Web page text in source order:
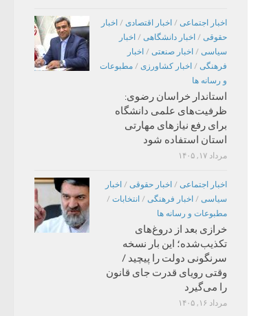
اخبار اجتماعی / اخبار اقتصادی / اخبار
حقوقی / اخبار دانشگاهی / اخبار
سیاسی / اخبار صنعتی / اخبار
فرهنگی / اخبار کشاورزی / مطبوعات
و رسانه ها
استاندار خراسان رضوی:
ظرفیت‌های علمی دانشگاه
برای رفع نیازهای مهارتی
استان استفاده شود
مرداد ۱۷, ۱۴۰۵
اخبار اجتماعی / اخبار حقوقی / اخبار
سیاسی / اخبار فرهنگی / انتخابات /
مطبوعات و رسانه ها
خرازی بعد از دروغ‌های
تکذیب‌شده؛ این بار نسخه
سرنگونی دولت را پیچید /
وقتی رویای قدرت جای قانون
را می‌گیرد
مرداد ۱۶, ۱۴۰۵